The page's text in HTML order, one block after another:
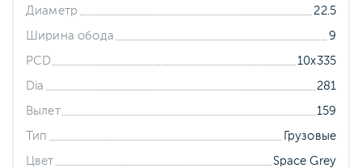
Диаметр 22.5
Ширина обода 9
PCD 10x335
Dia 281
Вылет 159
Тип Грузовые
Цвет Space Grey